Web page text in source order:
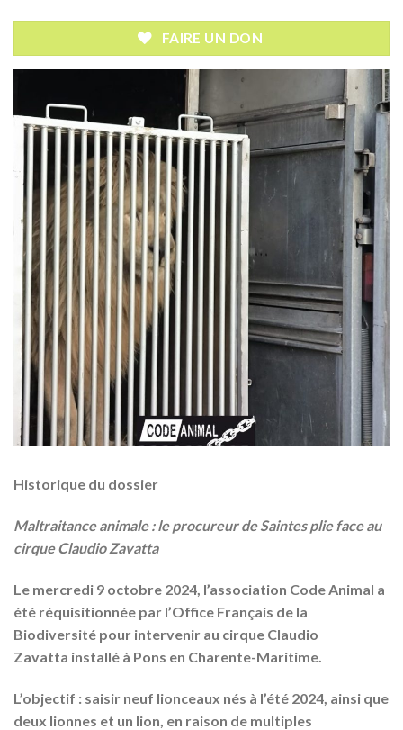
FAIRE UN DON
Historique du dossier
Maltraitance animale : le procureur de Saintes plie face au
cirque Claudio Zavatta
Le mercredi 9 octobre 2024, l’association Code Animal a
été réquisitionnée par l’Office Français de la
Biodiversité pour intervenir au cirque Claudio
Zavatta installé à Pons en Charente-Maritime.
L’objectif : saisir neuf lionceaux nés à l’été 2024, ainsi que
deux lionnes et un lion, en raison de multiples